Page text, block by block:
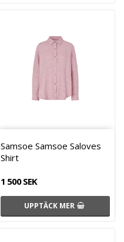
Samsoe Samsoe Saloves
Shirt
1 500 SEK
UPPTÄCK MER